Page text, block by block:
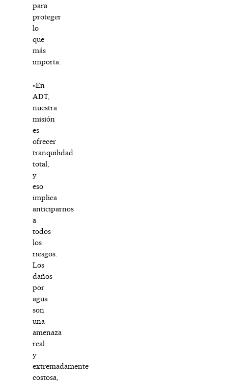
para
proteger
lo
que
más
importa.
«En
ADT,
nuestra
misión
es
ofrecer
tranquilidad
total,
y
eso
implica
anticiparnos
a
todos
los
riesgos.
Los
daños
por
agua
son
una
amenaza
real
y
extremadamente
costosa,